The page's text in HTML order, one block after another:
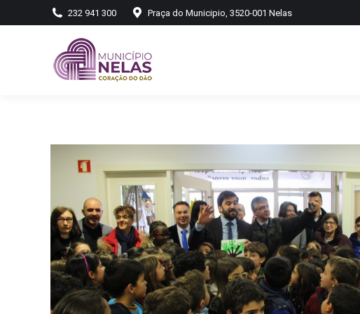
232 941 300 Praça do Municipio, 3520-001 Nelas